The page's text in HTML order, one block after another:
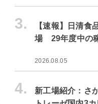
3.
【速報】日清食
場 29年度中の
2026.08.05
4.
新工場紹介：さ